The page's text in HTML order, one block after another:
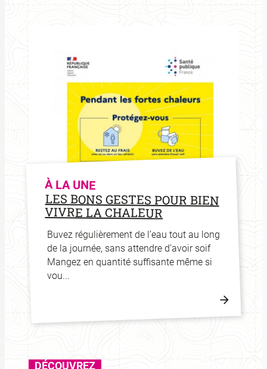
À LA UNE
LES BONS GESTES POUR BIEN
VIVRE LA CHALEUR
Buvez régulièrement de l’eau tout au long
de la journée, sans attendre d’avoir soif
Mangez en quantité suffisante même si
vou...
Lire
DÉCOUVREZ